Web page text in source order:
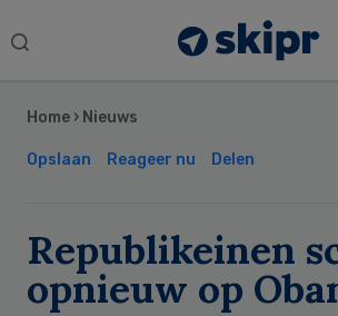
Search
Home › Nieuws
Opslaan Reageer nu Delen
Republikeinen
opnieuw op
Sidebar